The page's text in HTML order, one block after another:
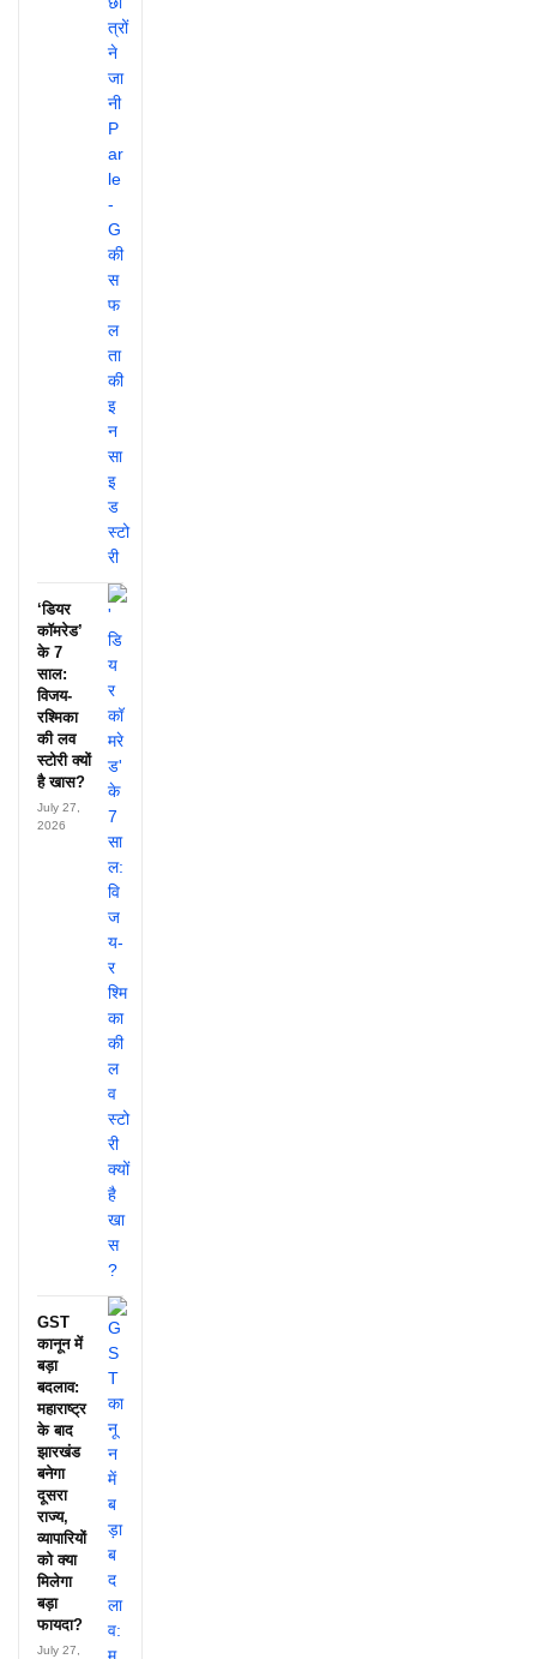
‘डियर
कॉमरेड’
के 7
साल:
विजय-
रश्मिका
की लव
स्टोरी क्यों
है खास?
July 27,
2026
GST
कानून में
बड़ा
बदलाव:
महाराष्ट्र
के बाद
झारखंड
बनेगा
दूसरा
राज्य,
व्यापारियों
को क्या
मिलेगा
बड़ा
फायदा?
July 27,